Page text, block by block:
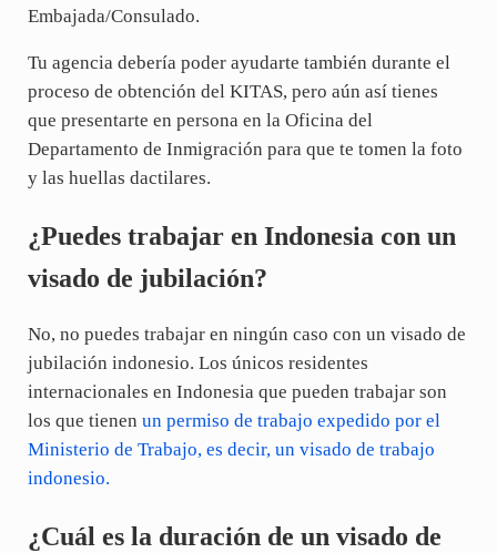
Embajada/Consulado.
Tu agencia debería poder ayudarte también durante el
proceso de obtención del KITAS, pero aún así tienes
que presentarte en persona en la Oficina del
Departamento de Inmigración para que te tomen la foto
y las huellas dactilares.
¿Puedes trabajar en Indonesia con un
visado de jubilación?
No, no puedes trabajar en ningún caso con un visado de
jubilación indonesio. Los únicos residentes
internacionales en Indonesia que pueden trabajar son
los que tienen un permiso de trabajo expedido por el
Ministerio de Trabajo, es decir, un visado de trabajo
indonesio.
¿Cuál es la duración de un visado de